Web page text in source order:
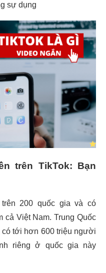
sự dụng
trên TikTok: Bạn
200 quốc gia và có
cả Việt Nam. Trung Quốc
có tới hơn 600 triệu người
riêng ở quốc gia này